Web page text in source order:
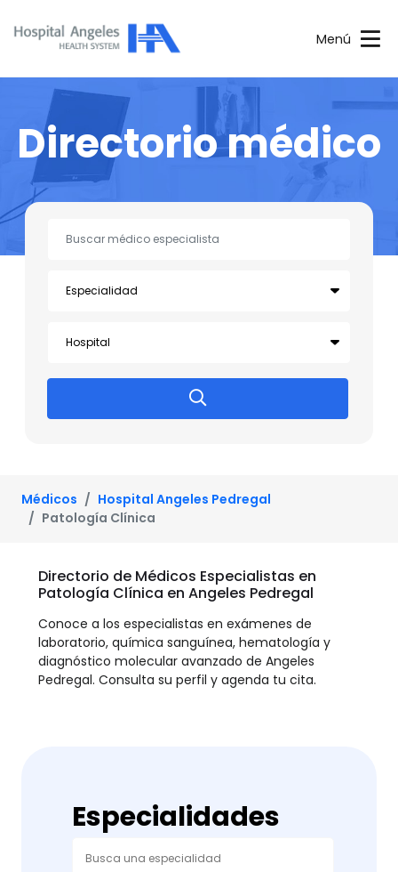
Menú
Directorio médico
Médicos
Hospital Angeles Pedregal
Patología Clínica
Directorio de Médicos Especialistas en
Patología Clínica en Angeles Pedregal
Conoce a los especialistas en exámenes de
laboratorio, química sanguínea, hematología y
diagnóstico molecular avanzado de Angeles
Pedregal. Consulta su perfil y agenda tu cita.
Especialidades